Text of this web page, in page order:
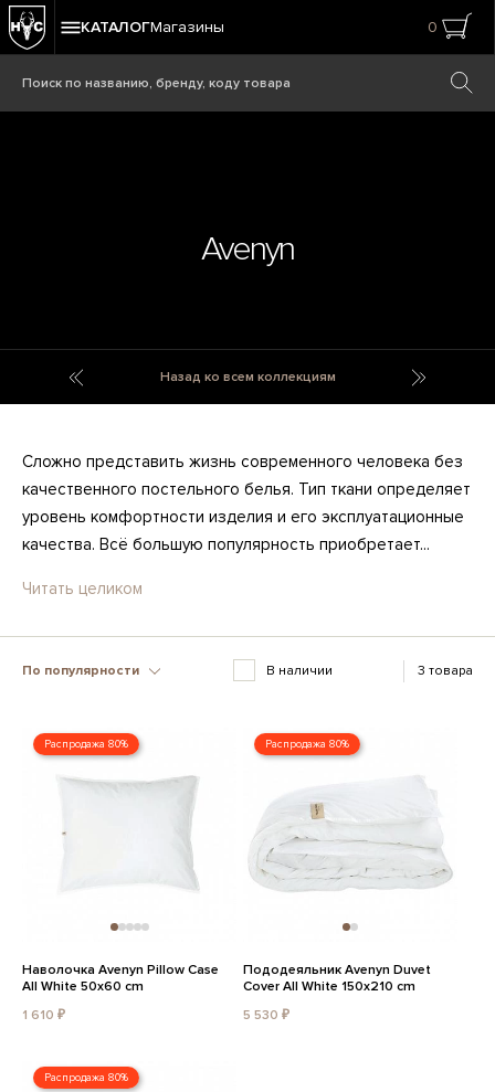
КАТАЛОГМагазины 0
Avenyn
Назад ко всем коллекциям
Сложно представить жизнь современного человека без
качественного постельного белья. Тип ткани определяет
уровень комфортности изделия и его эксплуатационные
качества. Всё большую популярность приобретает...
Читать целиком
По популярности В наличии 3 товара
Распродажа 80%
Наволочка Avenyn Pillow Case
All White 50x60 cm
1 610 ₽
Распродажа 80%
Пододеяльник Avenyn Duvet
Cover All White 150x210 cm
5 530 ₽
Распродажа 80%